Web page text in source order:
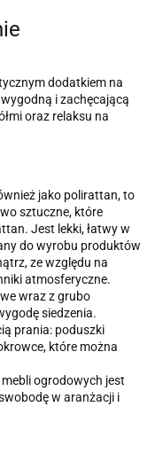
dodatkiem na
i zachęcającą
oraz relaksu na
jako polirattan, to
sztuczne, które
Jest lekki, łatwy w
do wyrobu produktów
ze względu na
atmosferyczne.
wraz z grubo
siedzenia.
prania: poduszki
które można
ogrodowych jest
w aranżacji i